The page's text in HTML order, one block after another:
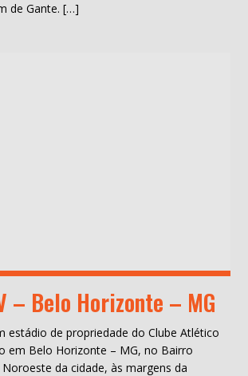
de Gante. […]
– Belo Horizonte – MG
estádio de propriedade do Clube Atlético
em Belo Horizonte – MG, no Bairro
da cidade, às margens da